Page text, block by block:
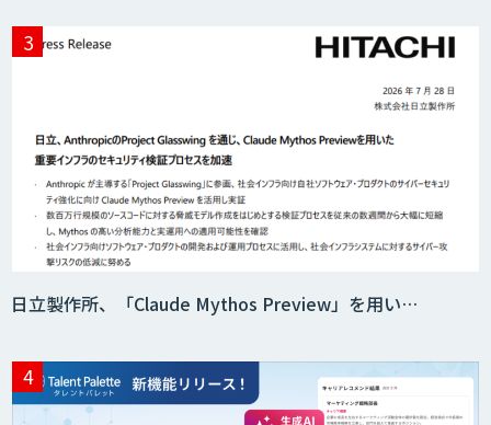
日立製作所、「Claude Mythos Preview」を用い…